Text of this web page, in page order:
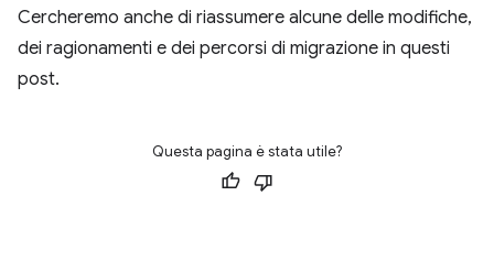
Cercheremo anche di riassumere alcune delle modifiche,
dei ragionamenti e dei percorsi di migrazione in questi
post.
Questa pagina è stata utile?